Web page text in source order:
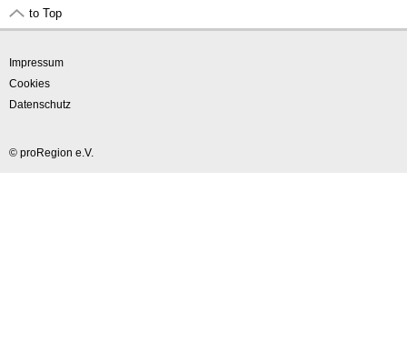
to Top
Impressum
Cookies
Datenschutz
© proRegion e.V.